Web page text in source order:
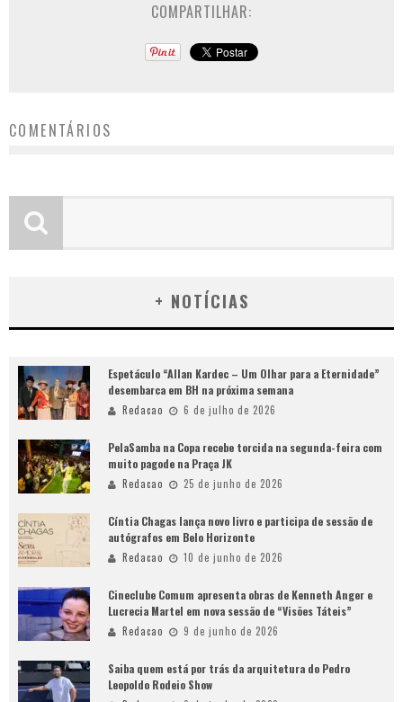
COMPARTILHAR:
COMENTÁRIOS
+ NOTÍCIAS
Espetáculo “Allan Kardec – Um Olhar para a Eternidade”
desembarca em BH na próxima semana
Redacao 6 de julho de 2026
PelaSamba na Copa recebe torcida na segunda-feira com
muito pagode na Praça JK
Redacao 25 de junho de 2026
Cíntia Chagas lança novo livro e participa de sessão de
autógrafos em Belo Horizonte
Redacao 10 de junho de 2026
Cineclube Comum apresenta obras de Kenneth Anger e
Lucrecia Martel em nova sessão de “Visões Táteis”
Redacao 9 de junho de 2026
Saiba quem está por trás da arquitetura do Pedro
Leopoldo Rodeio Show